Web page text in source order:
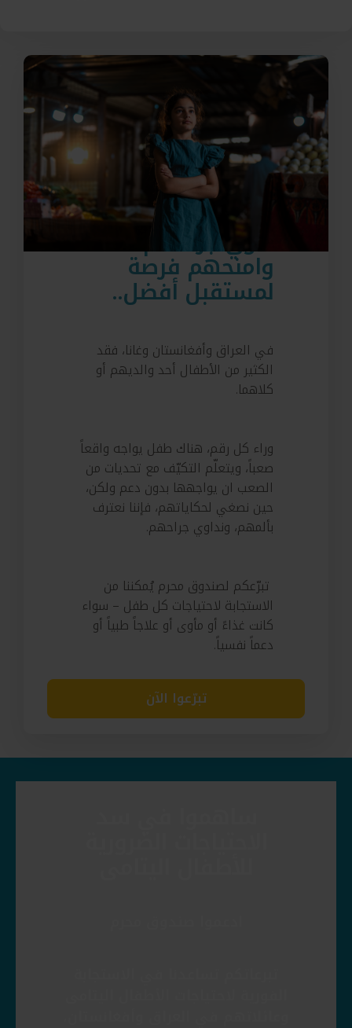
أصغِ لحكايتهم…
داوي جراحهم…
وامنحهم فرصة
لمستقبل أفضل..
في العراق وأفغانستان وغانا، فقد
الكثير من الأطفال أحد والديهم أو
كلاهما.
وراء كل رقم، هناك طفل يواجه واقعاً
صعباً، ويتعلّم التكيّف مع تحديات من
الصعب ان يواجهها بدون دعم ولكن،
حين نصغي لحكاياتهم، فإننا نعترف
بألمهم، ونداوي جراحهم.
تبرّعكم لصندوق محرم يُمكننا من
الاستجابة لاحتياجات كل طفل – سواء
كانت غذاءً أو مأوى أو علاجاً طبياً أو
دعماً نفسياً.
تبرّعوا الآن